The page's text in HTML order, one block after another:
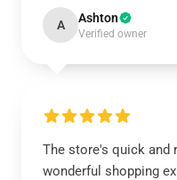
A Ashton
Verified owner
The store's quick and
wonderful shopping